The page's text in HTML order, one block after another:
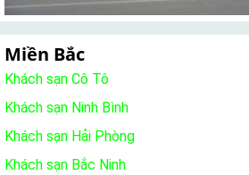
Miền Bắc
Khách sạn Cô Tô
Khách sạn Ninh Bình
Khách sạn Hải Phòng
Khách sạn Bắc Ninh